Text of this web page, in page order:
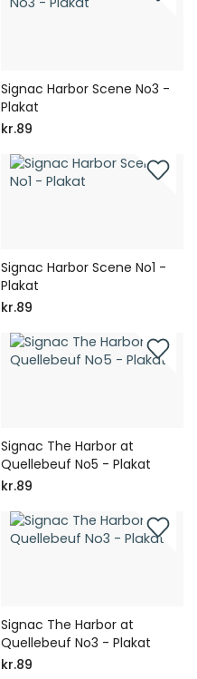
Signac Harbor Scene No3 -
Plakat
kr.89
Signac Harbor Scene No1 -
Plakat
kr.89
Signac The Harbor at
Quellebeuf No5 - Plakat
kr.89
Signac The Harbor at
Quellebeuf No3 - Plakat
kr.89